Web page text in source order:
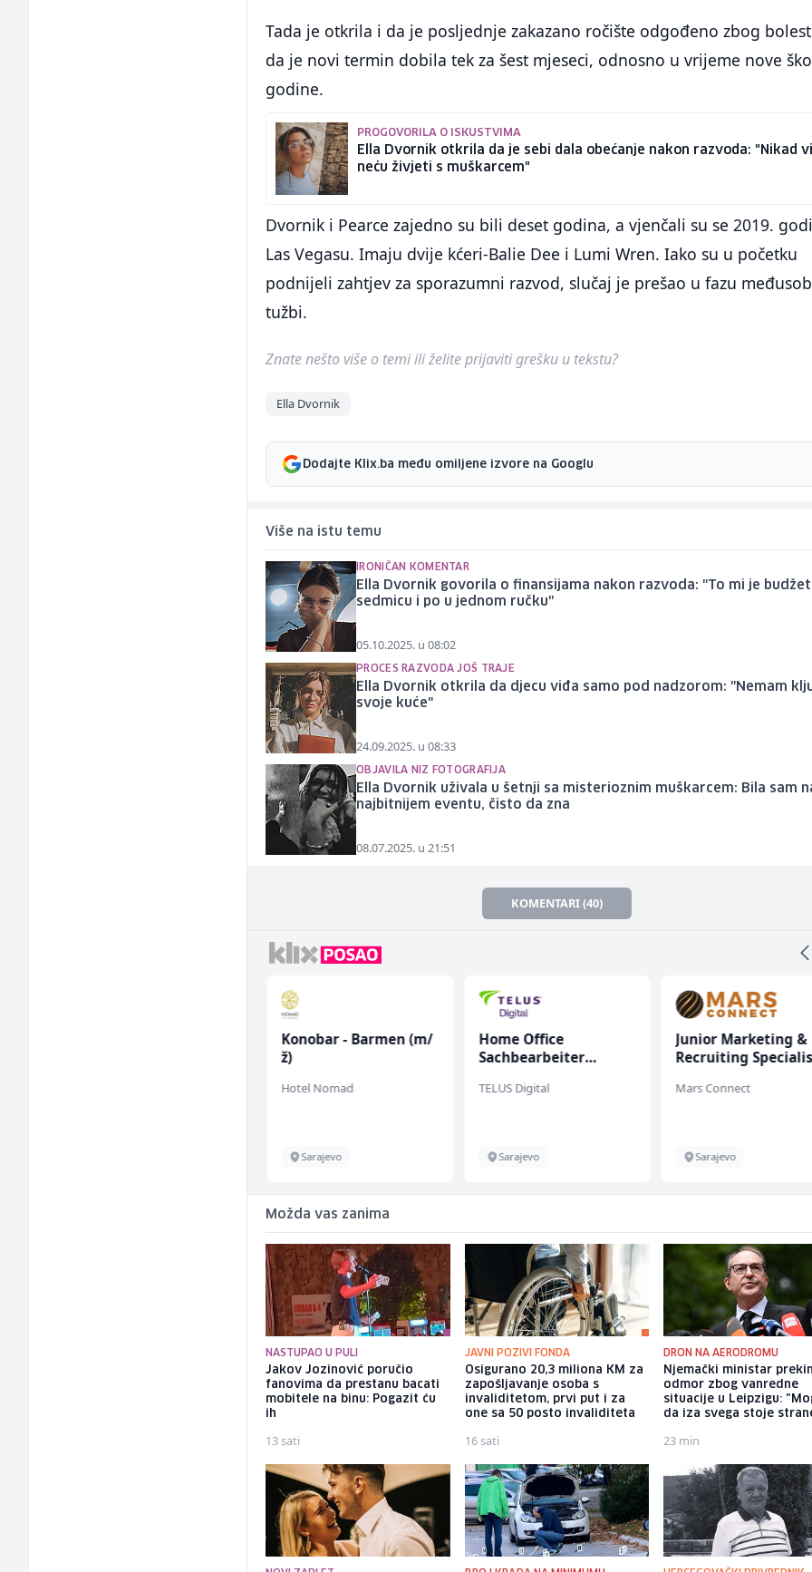
Tada je otkrila i da je posljednje zakazano ročište odgođeno zbog
da je novi termin dobila tek za šest mjeseci, odnosno u vrijeme nove
godine.
PROGOVORILA O ISKUSTVIMA
Ella Dvornik otkrila da je sebi dala obećanje nakon razvoda: "Nikad
neću živjeti s muškarcem"
Dvornik i Pearce zajedno su bili deset godina, a vjenčali su se 2019.
Las Vegasu. Imaju dvije kćeri-Balie Dee i Lumi Wren. Iako su u početku
podnijeli zahtjev za sporazumni razvod, slučaj je prešao u fazu
tužbi.
Znate nešto više o temi ili želite prijaviti grešku u tekstu?
Ella Dvornik
Dodajte Klix.ba među omiljene izvore na Googlu
Više na istu temu
IRONIČAN KOMENTAR
Ella Dvornik govorila o finansijama nakon razvoda: "To mi je budžet
sedmicu i po u jednom ručku"
05.10.2025. u 08:02
PROCES RAZVODA JOŠ TRAJE
Ella Dvornik otkrila da djecu viđa samo pod nadzorom: "Nemam
svoje kuće"
24.09.2025. u 08:33
OBJAVILA NIZ FOTOGRAFIJA
Ella Dvornik uživala u šetnji sa misterioznim muškarcem: Bila sam
najbitnijem eventu, čisto da zna
08.07.2025. u 21:51
KOMENTARI (40)
Konobar - Barmen (m/
ž)
Hotel Nomad
Sarajevo
Home Office
Sachbearbeiter
bekannten deutschen
TELUS Digital
Sarajevo
Junior Marketing &
Recruiting
Mars Connect
Sarajevo
Možda vas zanima
NASTUPAO U PULI
Jakov Jozinović poručio
fanovima da prestanu bacati
mobitele na binu: Pogazit ću
ih
13 sati
JAVNI POZIVI FONDA
Osigurano 20,3 miliona KM za
zapošljavanje osoba s
invaliditetom, prvi put i za
one sa 50 posto invaliditeta
16 sati
DRON NA AERODROMU
Njemački ministar
odmor zbog vanredne
situacije u Leipzigu:
da iza svega stoje
23 min